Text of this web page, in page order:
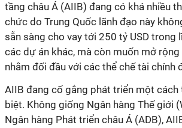
tầng châu Á (AIIB) đang có khá nhiều
chức do Trung Quốc lãnh đạo này
sẵn sàng cho vay tới 250 tỷ USD trong
các dự án khác, mà còn muốn mở
nhằm đối đầu với các thể chế tài chính
AIIB đang cố gắng phát triển một
biệt. Không giống Ngân hàng Thế giới
Ngân hàng Phát triển châu Á (ADB),